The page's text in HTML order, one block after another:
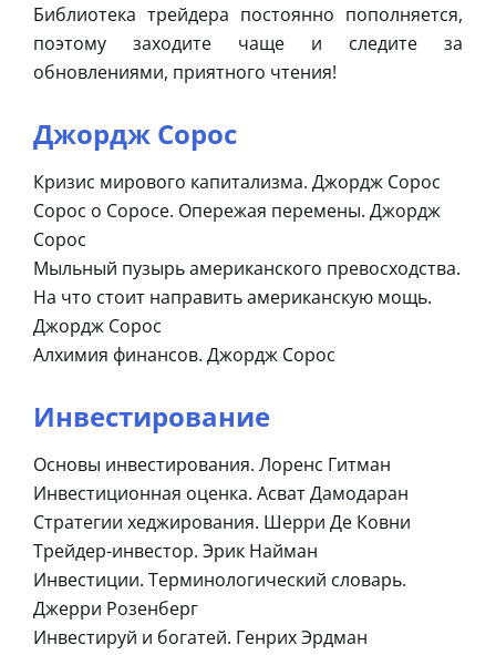
Библиотека трейдера постоянно пополняется,
поэтому заходите чаще и следите за
обновлениями, приятного чтения!
Джордж Сорос
Кризис мирового капитализма. Джордж Сорос
Сорос о Соросе. Опережая перемены. Джордж
Сорос
Мыльный пузырь американского превосходства.
На что стоит направить американскую мощь.
Джордж Сорос
Алхимия финансов. Джордж Сорос
Инвестирование
Основы инвестирования. Лоренс Гитман
Инвестиционная оценка. Асват Дамодаран
Стратегии хеджирования. Шерри Де Ковни
Трейдер-инвестор. Эрик Найман
Инвестиции. Терминологический словарь.
Джерри Розенберг
Инвестируй и богатей. Генрих Эрдман